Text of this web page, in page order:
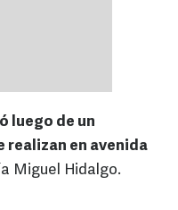
luego de un
realizan en avenida
Miguel Hidalgo.